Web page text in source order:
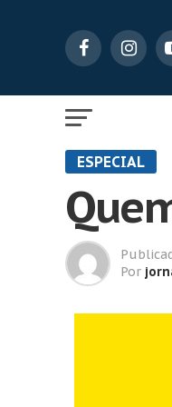
ESPECIAL
Por